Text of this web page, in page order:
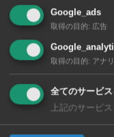
【タイ・バンコク】 マ
2026年版
Google_ads
取得の目的: 広告
取得の目的: アナ
全てのサービス
上記のサービ